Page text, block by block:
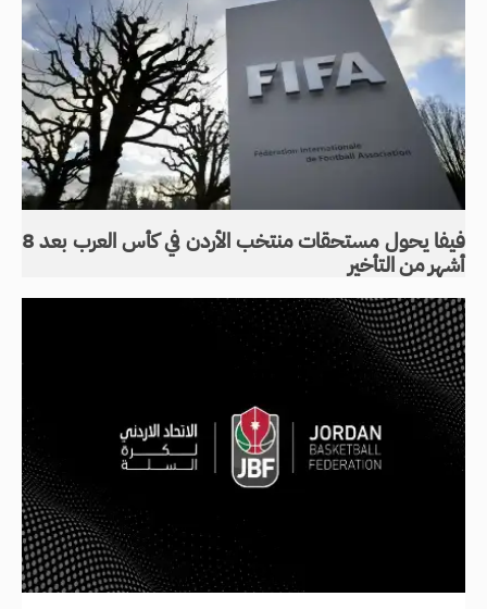
فيفا يحول مستحقات منتخب الأردن في كأس العرب بعد 8
أشهر من التأخير